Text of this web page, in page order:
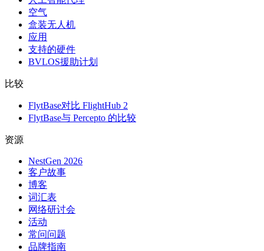
空气
盒装无人机
应用
支持的硬件
BVLOS援助计划
比较
FlytBase对比 FlightHub 2
FlytBase与 Percepto 的比较
资源
NestGen 2026
客户故事
博客
词汇表
网络研讨会
活动
常问问题
品牌指南